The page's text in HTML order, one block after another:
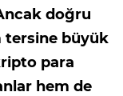
doğru
tersine büyük
para
hem de